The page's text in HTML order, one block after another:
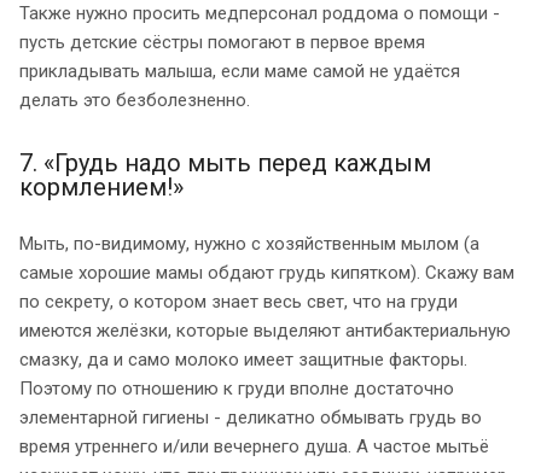
Также нужно просить медперсонал роддома о помощи -
пусть детские сёстры помогают в первое время
прикладывать малыша, если маме самой не удаётся
делать это безболезненно.
7. «Грудь надо мыть перед каждым
кормлением!»
Мыть, по-видимому, нужно с хозяйственным мылом (а
самые хорошие мамы обдают грудь кипятком). Скажу вам
по секрету, о котором знает весь свет, что на груди
имеются желёзки, которые выделяют антибактериальную
смазку, да и само молоко имеет защитные факторы.
Поэтому по отношению к груди вполне достаточно
элементарной гигиены - деликатно обмывать грудь во
время утреннего и/или вечернего душа. А частое мытьё